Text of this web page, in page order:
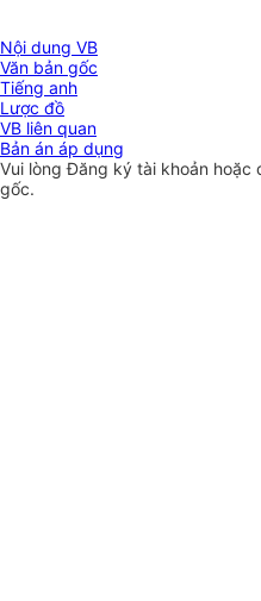
Nội dung VB
Văn bản gốc
Tiếng anh
Lược đồ
VB liên quan
Bản án áp dụng
Vui lòngĐăng ký tài khoản hoặc
gốc.